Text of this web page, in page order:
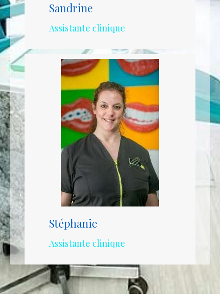
Sandrine
Assistante clinique
Stéphanie
Assistante clinique